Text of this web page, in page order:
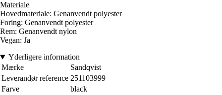
Materiale
Hovedmateriale: Genanvendt polyester
Foring: Genanvendt polyester
Rem: Genanvendt nylon
Vegan: Ja
Yderligere information
Mærke
Sandqvist
Leverandør reference 251103999
Farve
black